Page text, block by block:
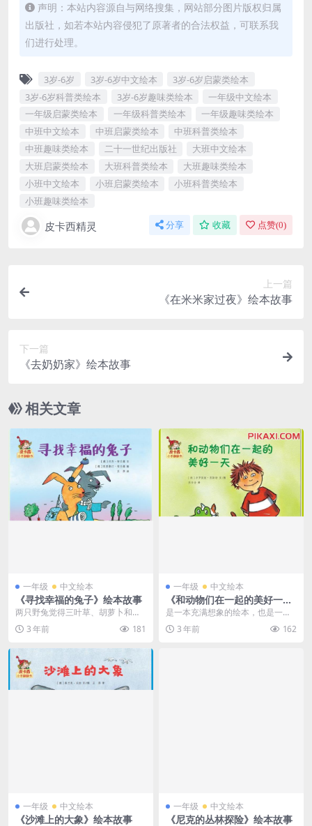
声明：本站内容源自与网络搜集，网站部分图片版权归属
出版社，如若本站内容侵犯了原著者的合法权益，可联系我
们进行处理。
3岁-6岁 3岁-6岁中文绘本
3岁-6岁启蒙类绘本
3岁-6岁科普类绘本
3岁-6岁趣味类绘本
一年级中文绘本
一年级启蒙类绘本
一年级科普类绘本
一年级趣味类绘本
中班中文绘本
中班启蒙类绘本
中班科普类绘本
中班趣味类绘本
二十一世纪出版社
大班中文绘本
大班启蒙类绘本
大班科普类绘本
大班趣味类绘本
小班中文绘本
小班启蒙类绘本
小班科普类绘本
小班趣味类绘本
皮卡西精灵 分享 收藏 点赞(0)
上一篇
《在米米家过夜》绘本故事
下一篇
《去奶奶家》绘本故事
相关文章
一年级 中文绘本
《寻找幸福的兔子》绘本故事
两只野兔觉得三叶草、胡萝卜和卷
心菜都不是幸福的味道。于是，他
俩决定去寻找幸福。在...
3 年前 181
一年级 中文绘本
《和动物们在一起的美好一
天》绘本故事
是一本充满想象的绘本，也是一个
小男孩的梦境。早晨，鹈鹕嘴含闹
钟将“我”叫醒，“我...
3 年前 162
一年级 中文绘本
《沙滩上的大象》绘本故事
一年级 中文绘本
《尼克的丛林探‍险》绘本故事